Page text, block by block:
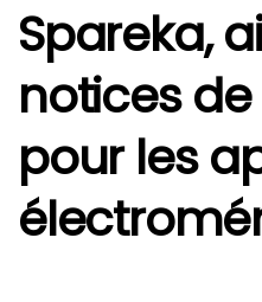
Spareka,
notices
pour les